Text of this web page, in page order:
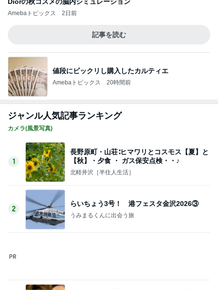
長野原町・山荘∶ヒマワリとコスモス【夏】と
【秋】・夕食 ・ ガス保安点検・・♪
北軽井沢［半住人生活］
2
うみまるくんに出会う旅
3
【銀座のママ 賢い女性のためのお言葉講座】
男を褒める「かきくけこ」 愛され上手は褒め
方上手
4
【銀座のママの賢い女の婚活アドバイス】美
しい女性ほどお金がかかります。タダで出会
えると思うなよ
銀座のママブログ✨美肌で開運✨銀座ママが作った
5
アペティートさんでサプライズバースデー♪
ヒロの日常ブログ
レジェンド松下のなんでもプレゼン！